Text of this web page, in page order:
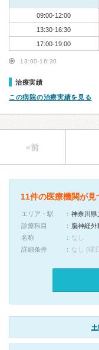
09:00-12:00
13:30-16:30
17:00-19:00
13:00-16:30
治療実績
この病院の治療実績を見る
«前
11件の医療機関が見
エリア・駅
神奈川県
診療科目
脳神経外
名称
なし
詳細条件
なし (曜